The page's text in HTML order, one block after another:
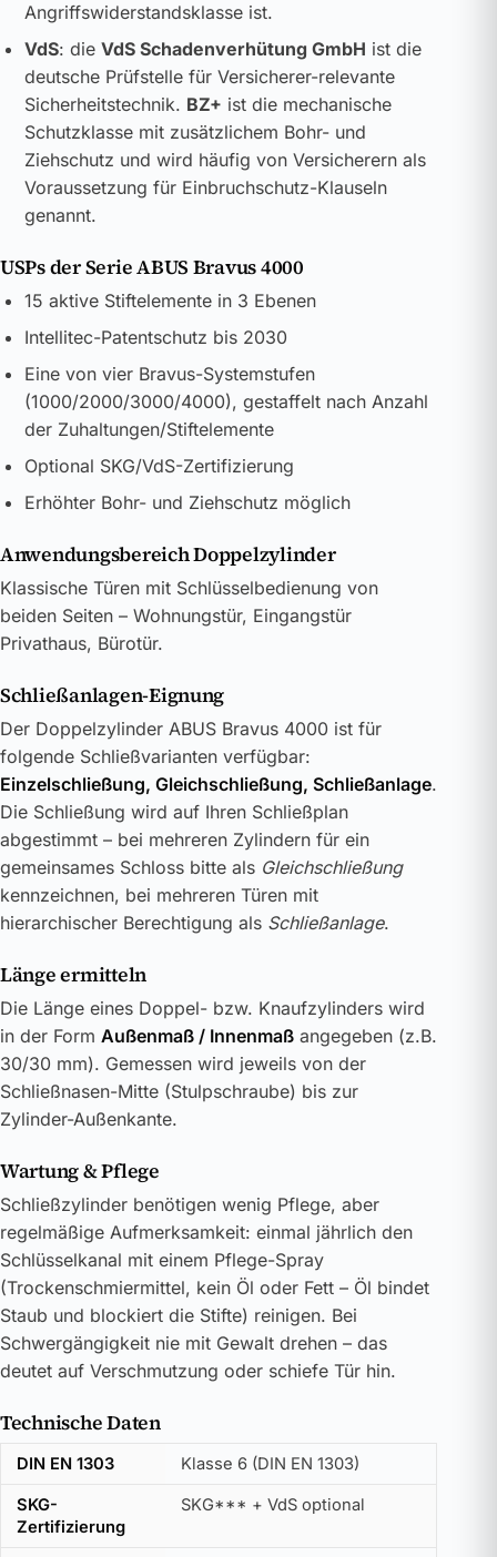
Angriffswiderstandsklasse ist.
VdS: die VdS Schadenverhütung GmbH ist die
deutsche Prüfstelle für Versicherer-relevante
Sicherheitstechnik. BZ+ ist die mechanische
Schutzklasse mit zusätzlichem Bohr- und
Ziehschutz und wird häufig von Versicherern als
Voraussetzung für Einbruchschutz-Klauseln
genannt.
USPs der Serie ABUS Bravus 4000
15 aktive Stiftelemente in 3 Ebenen
Intellitec-Patentschutz bis 2030
Eine von vier Bravus-Systemstufen
(1000/2000/3000/4000), gestaffelt nach Anzahl
der Zuhaltungen/Stiftelemente
Optional SKG/VdS-Zertifizierung
Erhöhter Bohr- und Ziehschutz möglich
Anwendungsbereich Doppelzylinder
Klassische Türen mit Schlüsselbedienung von
beiden Seiten – Wohnungstür, Eingangstür
Privathaus, Bürotür.
Schließanlagen-Eignung
Der Doppelzylinder ABUS Bravus 4000 ist für
folgende Schließvarianten verfügbar:
Einzelschließung, Gleichschließung, Schließanlage.
Die Schließung wird auf Ihren Schließplan
abgestimmt – bei mehreren Zylindern für ein
gemeinsames Schloss bitte als Gleichschließung
kennzeichnen, bei mehreren Türen mit
hierarchischer Berechtigung als Schließanlage.
Länge ermitteln
Die Länge eines Doppel- bzw. Knaufzylinders wird
in der Form Außenmaß / Innenmaß angegeben (z.B.
30/30 mm). Gemessen wird jeweils von der
Schließnasen-Mitte (Stulpschraube) bis zur
Zylinder-Außenkante.
Wartung & Pflege
Schließzylinder benötigen wenig Pflege, aber
regelmäßige Aufmerksamkeit: einmal jährlich den
Schlüsselkanal mit einem Pflege-Spray
(Trockenschmiermittel, kein Öl oder Fett – Öl bindet
Staub und blockiert die Stifte) reinigen. Bei
Schwergängigkeit nie mit Gewalt drehen – das
deutet auf Verschmutzung oder schiefe Tür hin.
Technische Daten
DIN EN 1303 Klasse 6 (DIN EN 1303)
SKG-
Zertifizierung
SKG*** + VdS optional